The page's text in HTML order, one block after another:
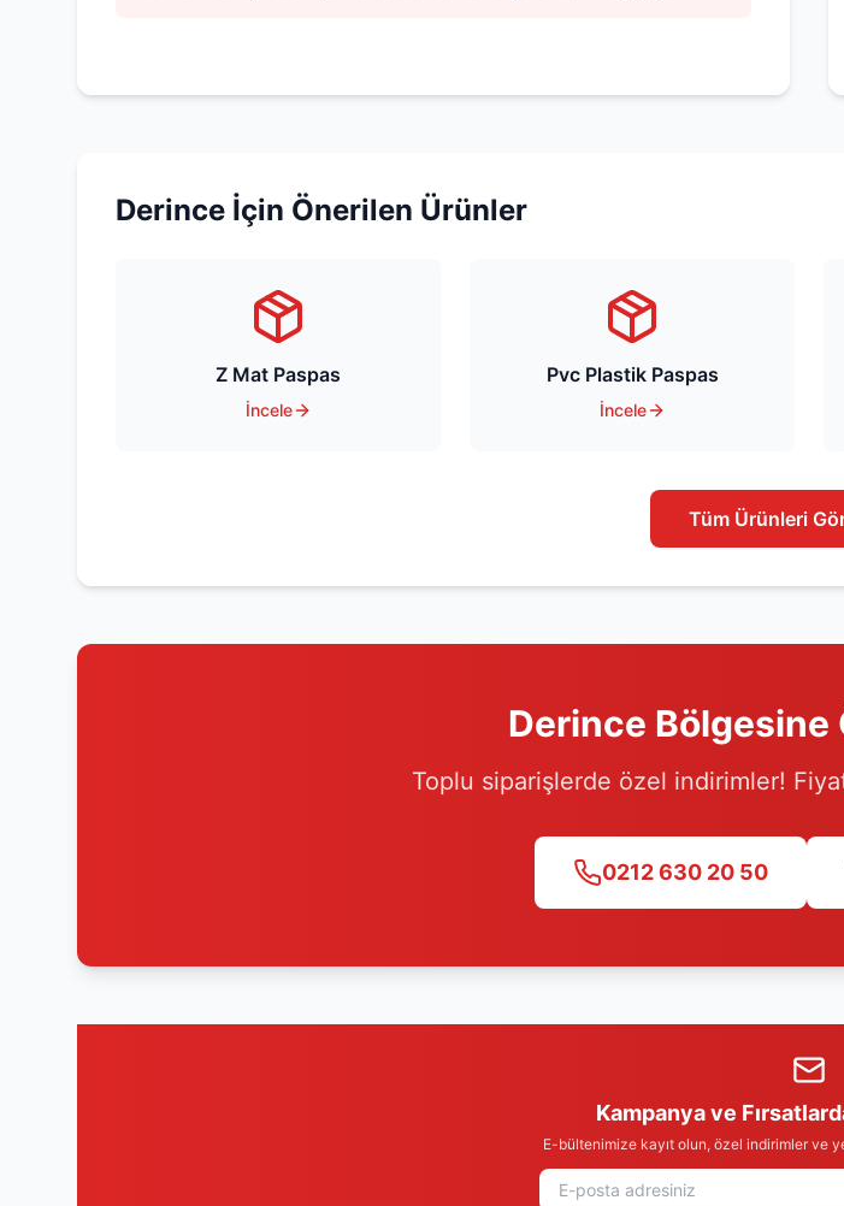
Derince İçin Önerilen Ürünler
Z Mat Paspas
İncele
Pvc Plastik Paspas
İncele
Tüm Ürünleri
Derince Bölgesine
Toplu siparişlerde özel indirimler!
0212 630 20 50
Kampanya ve
E-bültenimize kayıt olun, özel indirimler ve